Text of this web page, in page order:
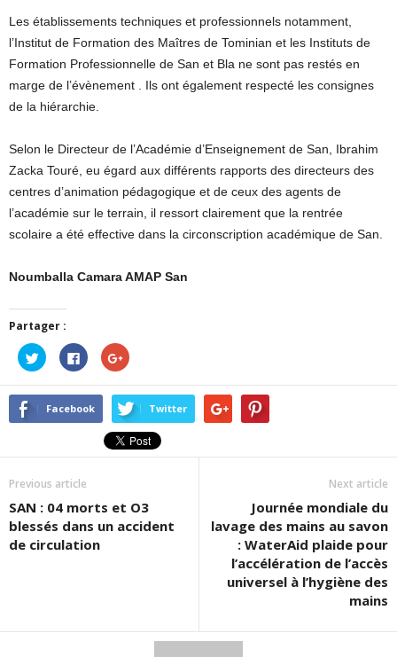
Les établissements techniques et professionnels notamment,
l’Institut de Formation des Maîtres de Tominian et les Instituts de
Formation Professionnelle de San et Bla ne sont pas restés en
marge de l’évènement . Ils ont également respecté les consignes
de la hiérarchie.
Selon le Directeur de l’Académie d’Enseignement de San, Ibrahim
Zacka Touré, eu égard aux différents rapports des directeurs des
centres d’animation pédagogique et de ceux des agents de
l’académie sur le terrain, il ressort clairement que la rentrée
scolaire a été effective dans la circonscription académique de San.
Noumballa Camara AMAP San
Partager :
Cliquez
pour
partager
sur
Twitter(ouvre
dans
Cliquez
pour
partager
sur
Facebook(ouvre
dans
nouvelle
fenêtre)
Cliquez
pour
sur
Google+
(ouvre
dans
une
nouvelle
fenêtre)
Facebook Twitter
Previous article
SAN : 04 morts et O3
blessés dans un accident
de circulation
Next article
Journée mondiale du
lavage des mains au savon
: WaterAid plaide pour
l’accélération de l’accès
universel à l’hygiène des
mains